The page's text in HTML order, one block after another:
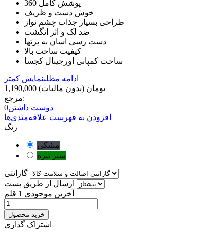
خوش دست و ظریف
طراحی بسیار جذاب چشم نواز
ضد لک و اثر انگشت
دست رسی اسان به پرتها
کیفیت ساخت بالا
ساخت کمپانی اورجینال کجسا
ادامه مطلبنمایش کمتر
1,190,000 تومان (بدون مالیات)
مرجع:
دوست داشتن0
افزودن به فهرست علاقه‌مندی‌ها
رنگ
مشکی
سبز تیره
گارانتی
ارسال از طریق پست
آخرین موجودی 1 قلم
خرید محصول
اشتراک گذاری